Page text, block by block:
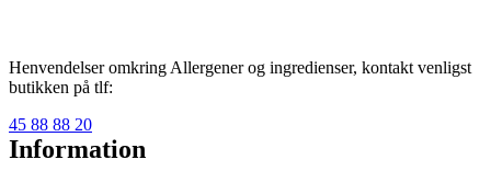
Henvendelser omkring Allergener og ingredienser, kontakt venligst
butikken på tlf:
45 88 88 20
Information